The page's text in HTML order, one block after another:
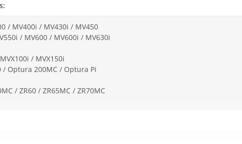
/ MV400i / MV430i / MV450
/ MV600 / MV600i / MV630i
/ MVX150i
Optura 200MC / Optura Pi
/ ZR60 / ZR65MC / ZR70MC